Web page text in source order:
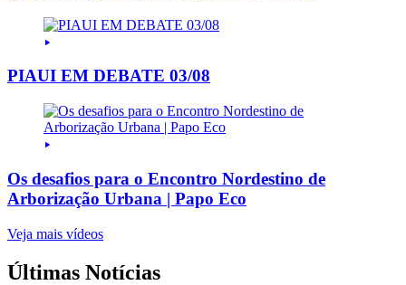
PIAUI EM DEBATE 03/08
Os desafios para o Encontro Nordestino de
Arborização Urbana | Papo Eco
Veja mais vídeos
Últimas Notícias